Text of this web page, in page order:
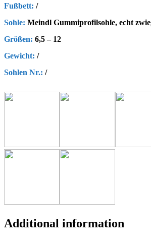
Fußbett: /
Sohle: Meindl Gummiprofilsohle, echt
Größen: 6,5 – 12
Gewicht: /
Sohlen Nr.: /
Additional information